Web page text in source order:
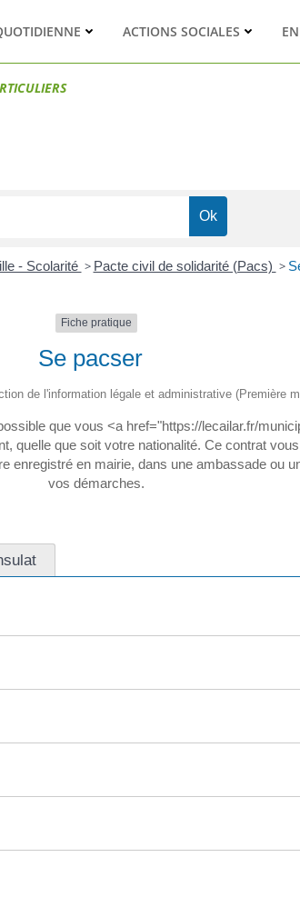
ACTIONS SOCIALES
- Scolarité > Pacte civil de solidarité (Pacs) >
Fiche pratique
Se pacser
de l'information légale et administrative (Première
que vous <a href="https://lecailar.fr/
quelle que soit votre nationalité. Ce contrat
enregistré en mairie, dans une ambassade ou
vos démarches.